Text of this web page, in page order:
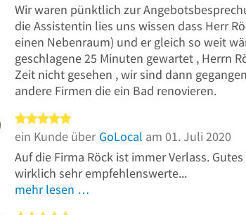
Wir waren pünktlich zur
die Assistentin lies uns wissen dass Herr
einen Nebenraum) und er gleich so weit
geschlagene 25 Minuten gewartet , Herrn
Zeit nicht gesehen , wir sind dann
andere Firmen die ein Bad renovieren.
ein Kunde über GoLocal am 01. Juli 2020
Auf die Firma Röck ist immer Verlass.
wirklich sehr empfehlenswerte...
mehr lesen …